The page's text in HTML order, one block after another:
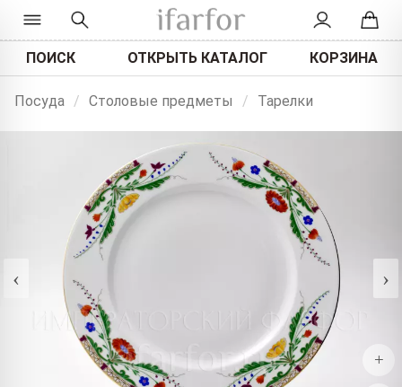
ПОИСК ОТКРЫТЬ КАТАЛОГ КОРЗИНА
Посуда / Столовые предметы / Тарелки
‹ ›
+